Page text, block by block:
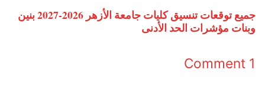
جميع توقعات تنسيق كليات جامعة الأزهر 2026-2027 بنين
وبنات مؤشرات الحد الأدنى
1 Comment